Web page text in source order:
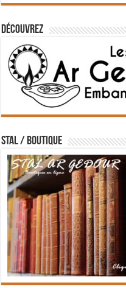
Découvrez
STAL / BOUTIQUE